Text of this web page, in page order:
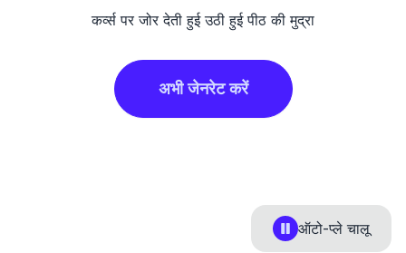
कर्व्स पर जोर देती हुई उठी हुई पीठ की मुद्रा
अभी जेनरेट करें
ऑटो-प्ले चालू